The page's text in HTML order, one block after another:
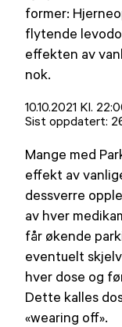
former:
flytende
effekten av
nok.
Lagt
ut
10.10.2021 Kl.
Sist oppdatert:
Mange med
effekt av
dessverre
av hver
får økende
eventuelt
hver dose og
Dette kalles
«wearing off».